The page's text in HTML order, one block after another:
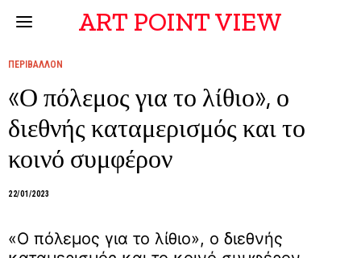
ART POINT VIEW
ΠΕΡΙΒΑΛΛΟΝ
«Ο πόλεμος για το λίθιο», ο
διεθνής καταμερισμός και το
κοινό συμφέρον
22/01/2023
«Ο πόλεμος για το λίθιο», ο διεθνής